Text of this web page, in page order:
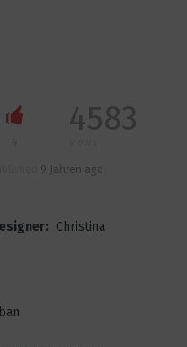
4583
9 Jahren ago
Christina